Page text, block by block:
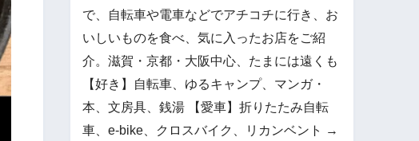
で、自転車や電車などでアチコチに行き、お
いしいものを食べ、気に入ったお店をご紹
介。滋賀・京都・大阪中心、たまには遠くも
【好き】自転車、ゆるキャンプ、マンガ・
本、文房具、銭湯 【愛車】折りたたみ自転
車、e-bike、クロスバイク、リカンベント →